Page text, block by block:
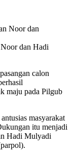
dan Hadi
calon
maju pada Pilgub
masyarakat
itu menjadi
Hadi Mulyadi